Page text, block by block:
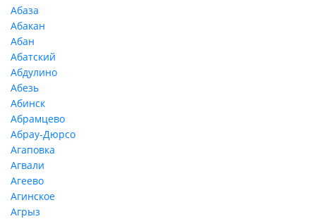
Абаза
Абакан
Абан
Абатский
Абдулино
Абезь
Абинск
Абрамцево
Абрау-Дюрсо
Агаповка
Агвали
Агеево
Агинское
Агрыз